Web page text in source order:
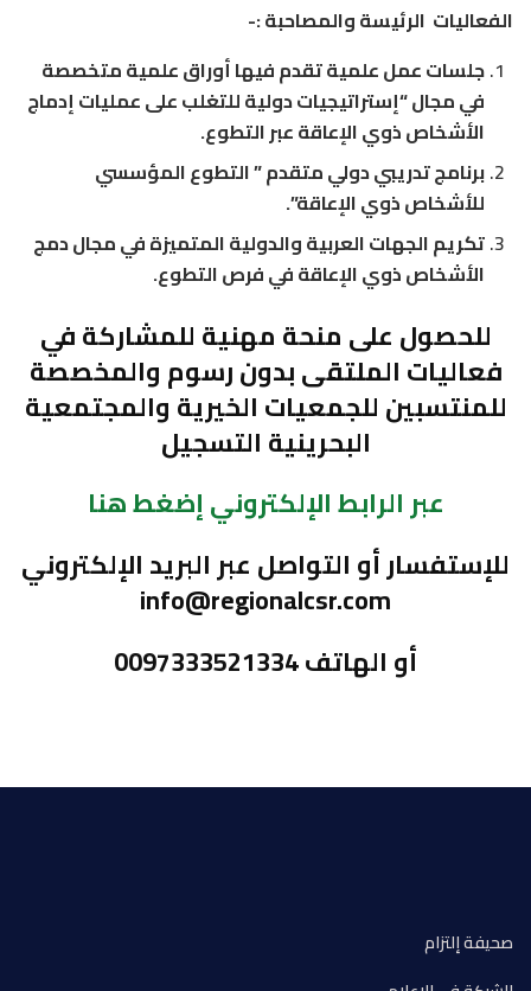
الفعاليات الرئيسة والمصاحبة :-
جلسات عمل علمية تقدم فيها أوراق علمية متخصصة
في مجال “إستراتيجيات دولية للتغلب على عمليات إدماج
الأشخاص ذوي الإعاقة عبر التطوع.
برنامج تدريبي دولي متقدم ” التطوع المؤسسي
للأشخاص ذوي الإعاقة”.
تكريم الجهات العربية والدولية المتميزة في مجال دمج
الأشخاص ذوي الإعاقة في فرص التطوع.
للحصول على منحة مهنية للمشاركة في
فعاليات الملتقى بدون رسوم والمخصصة
للمنتسبين للجمعيات الخيرية والمجتمعية
البحرينية التسجيل
عبر الرابط الإلكتروني إضغط هنا
للإستفسار أو التواصل عبر البريد الإلكتروني
info@regionalcsr.com
أو الهاتف 0097333521334
صحيفة إلتزام